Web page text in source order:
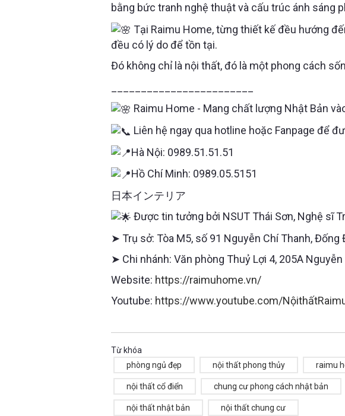
bằng bức tranh nghệ thuật và cấu trúc ánh sáng
Tại Raimu Home, từng thiết kế đều hướng
đều có lý do để tồn tại.
Đó không chỉ là nội thất, đó là một phong cách
Raimu Home - Mang chất lượng Nhật Bản
Liên hệ ngay qua hotline hoặc Fanpage để
Hà Nội: 0989.51.51.51
Hồ Chí Minh: 0989.05.5151
日本インテリア
Được tin tưởng bởi NSUT Thái Sơn, Nghệ sĩ
➤ Trụ sở: Tòa M5, số 91 Nguyễn Chí Thanh, Đống
➤ Chi nhánh: Văn phòng Thuỷ Lợi 4, 205A Nguyễn
Website: https://raimuhome.vn/
Youtube: https://www.youtube.com/
Từ khóa
phòng ngủ đẹp
nội thất phong thủy raimu
nội thất cổ điển chung cư phong cách nhật bản
nội thất nhật bản nội thất chung cư